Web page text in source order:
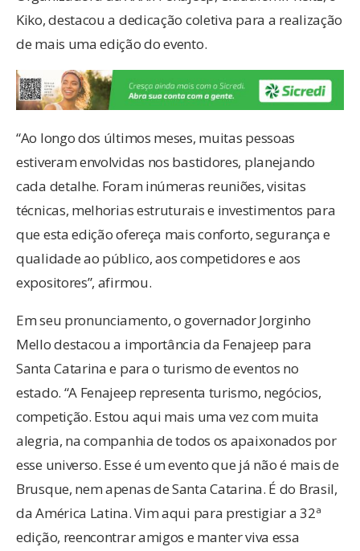
Kiko, destacou a dedicação coletiva para a realização
de mais uma edição do evento.
“Ao longo dos últimos meses, muitas pessoas
estiveram envolvidas nos bastidores, planejando
cada detalhe. Foram inúmeras reuniões, visitas
técnicas, melhorias estruturais e investimentos para
que esta edição ofereça mais conforto, segurança e
qualidade ao público, aos competidores e aos
expositores”, afirmou.
Em seu pronunciamento, o governador Jorginho
Mello destacou a importância da Fenajeep para
Santa Catarina e para o turismo de eventos no
estado. “A Fenajeep representa turismo, negócios,
competição. Estou aqui mais uma vez com muita
alegria, na companhia de todos os apaixonados por
esse universo. Esse é um evento que já não é mais de
Brusque, nem apenas de Santa Catarina. É do Brasil,
da América Latina. Vim aqui para prestigiar a 32ª
edição, reencontrar amigos e manter viva essa